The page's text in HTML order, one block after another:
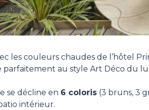
les couleurs chaudes de l’hôtel
parfaitement au style Art Déco du
se décline en 6 coloris (3 bruns, 3
intérieur.